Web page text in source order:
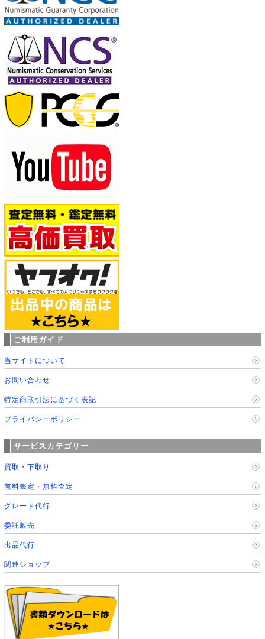
ご利用ガイド
当サイトについて
お問い合わせ
特定商取引法に基づく表記
プライバシーポリシー
サービスカテゴリー
買取・下取り
無料鑑定・無料査定
グレード代行
委託販売
出品代行
関連ショップ